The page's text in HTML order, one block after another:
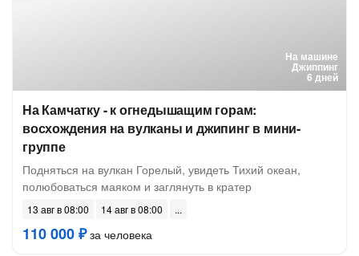
На машине
Джиппинг
6 дней
На Камчатку - к огнедышащим горам:
восхождения на вулканы и джипинг в мини-
группе
Подняться на вулкан Горелый, увидеть Тихий океан,
полюбоваться маяком и заглянуть в кратер
13 авг в 08:00 14 авг в 08:00
110 000 ₽за человека